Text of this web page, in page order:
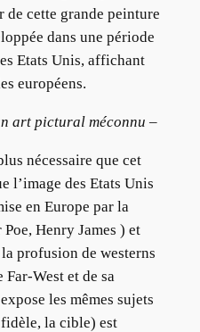
de cette grande peinture
dans une période
Etats Unis, affichant
européens.
art pictural méconnu –
nécessaire que cet
l’image des Etats Unis
en Europe par la
Henry James ) et
profusion de westerns
West et de sa
les mêmes sujets
la cible) est